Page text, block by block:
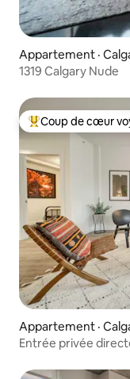
Appartement ·
1319 Calgary Nude
Coup de cœur
Coup de cœur
Appartement ·
Entrée privée